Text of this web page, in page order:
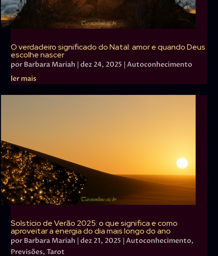
O verdadeiro significado do Natal: amor e quando Deus
escolhe nascer
por Barbara Mariah |dez 24, 2025 |Autoconhecimento
ler mais
Solstício de Verão 2025: o que significa e como
aproveitar a energia do dia mais longo do ano
por Barbara Mariah |dez 21, 2025 |Autoconhecimento,
Previsões,Tarot